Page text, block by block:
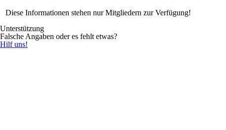
Diese Informationen stehen nur Mitgliedern zur Verfügung!
Unterstützung
Falsche Angaben oder es fehlt etwas?
Hilf uns!